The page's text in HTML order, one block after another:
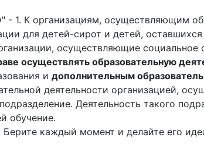
- 1. К организациям, осуществляющим
для детей-сирот и детей,
осуществляющие социальное
осуществлять образовательную
и дополнительным
деятельности организацией,
Деятельность такого
обучение.
каждый момент и делайте его